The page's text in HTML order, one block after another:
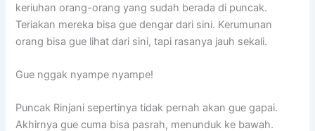
keriuhan orang-orang yang sudah berada di puncak.
Teriakan mereka bisa gue dengar dari sini. Kerumunan
orang bisa gue lihat dari sini, tapi rasanya jauh sekali.
Gue nggak nyampe nyampe!
Puncak Rinjani sepertinya tidak pernah akan gue gapai.
Akhirnya gue cuma bisa pasrah, menunduk ke bawah.